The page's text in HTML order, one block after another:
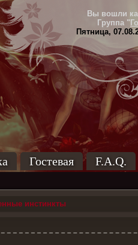
Вы вошли
Группа "
Пятница,
Гостевая F.A.Q.
инстинкты